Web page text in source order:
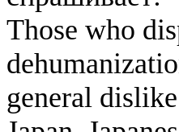
Those who
general